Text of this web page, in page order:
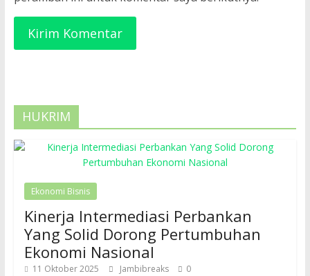
HUKRIM
Ekonomi Bisnis
Kinerja Intermediasi Perbankan
Yang Solid Dorong Pertumbuhan
Ekonomi Nasional
11 Oktober 2025 Jambibreaks 0